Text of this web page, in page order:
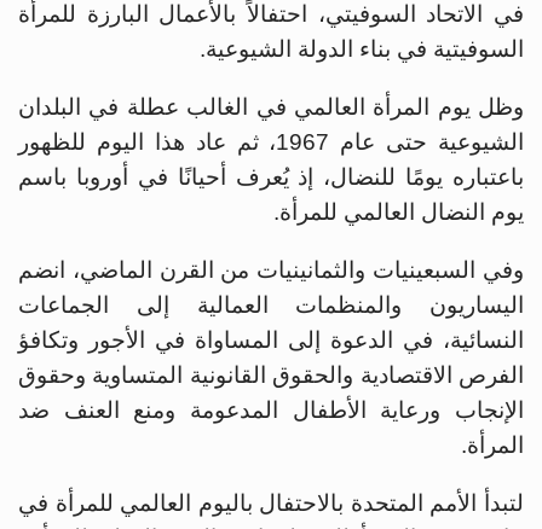
في ‏الاتحاد السوفيتي، احتفالاً بالأعمال البارزة للمرأة
السوفيتية في بناء الدولة ‏الشيوعية.
وظل يوم المرأة العالمي في الغالب عطلة في البلدان
الشيوعية حتى عام 1967، ثم عاد هذا اليوم للظهور
باعتباره يومًا للنضال، إذ يُعرف أحيانًا في أوروبا باسم
يوم ‏النضال العالمي للمرأة.
وفي السبعينيات والثمانينيات من القرن الماضي، انضم
اليساريون والمنظمات العمالية ‏إلى الجماعات
النسائية، في الدعوة إلى المساواة في الأجور وتكافؤ
الفرص الاقتصادية والحقوق القانونية ‏المتساوية وحقوق
الإنجاب ورعاية الأطفال المدعومة ومنع العنف ضد
المرأة.‏
لتبدأ الأمم المتحدة بالاحتفال باليوم العالمي للمرأة في